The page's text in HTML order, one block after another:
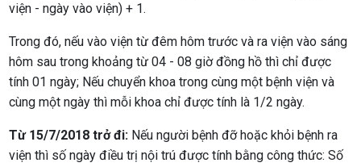
viện - ngày vào viện) + 1.
Trong đó, nếu vào viện từ đêm hôm trước và ra viện vào sáng
hôm sau trong khoảng từ 04 - 08 giờ đồng hồ thì chỉ được
tính 01 ngày; Nếu chuyển khoa trong cùng một bệnh viện và
cùng một ngày thì mỗi khoa chỉ được tính là 1/2 ngày.
Từ 15/7/2018 trở đi: Nếu người bệnh đỡ hoặc khỏi bệnh ra
viện thì số ngày điều trị nội trú được tính bằng công thức: Số